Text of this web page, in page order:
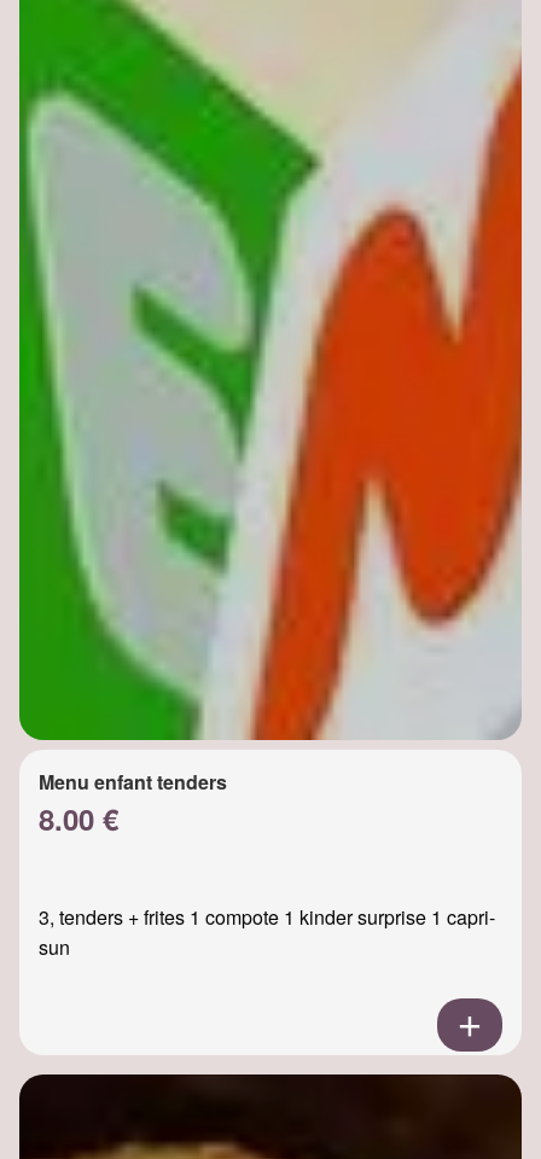
Menu enfant tenders
8.00 €
3, tenders + frites 1 compote 1 kinder surprise 1 capri-
sun